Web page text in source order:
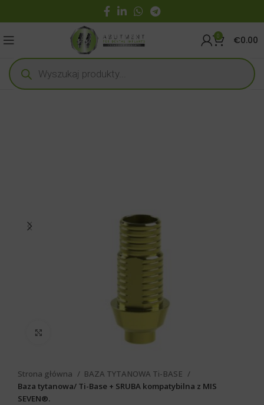
0 €0.00
Strona główna
BAZA TYTANOWA Ti-BASE
Baza tytanowa/ Ti-Base + SRUBA kompatybilna z MIS
SEVEN®.